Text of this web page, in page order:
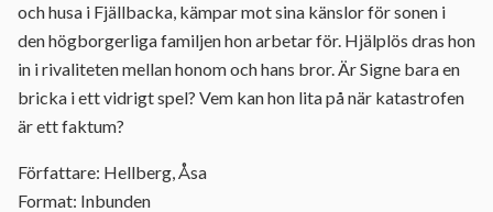
och husa i Fjällbacka, kämpar mot sina känslor för sonen i
den högborgerliga familjen hon arbetar för. Hjälplös dras hon
in i rivaliteten mellan honom och hans bror. Är Signe bara en
bricka i ett vidrigt spel? Vem kan hon lita på när katastrofen
är ett faktum?
Författare: Hellberg, Åsa
Format: Inbunden